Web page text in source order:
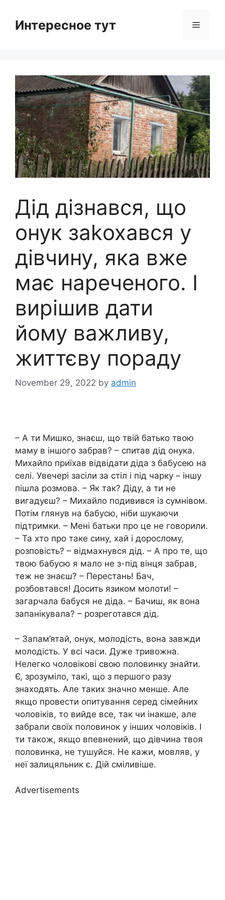
contentИнтересное тут Menu
Дід дізнався, що
онук заkохався у
дівчину, яка вже
має нареченого. І
вирішив дати
йому важливу,
життєву пораду
November 29, 2022 by admin
– А ти Мишко, знаєш, що твій батько твою
маму в іншого забрав? – спитав дід онука.
Михайло приїхав відвідати діда з бабусею на
селі. Увечері засіли за стіл і під чарку – іншу
пішла розмова. – Як так? Діду, а ти не
вигадуєш? – Михайло подивився із сумнівом.
Потім глянув на бабусю, ніби шукаючи
підтримки. – Мені батьки про це не говорили.
– Та хто про таке сину, хай і дорослому,
розповість? – відмахнувся дід. – А про те, що
твою бабусю я мало не з-під вінця забрав,
теж не знаєш? – Перестань! Бач,
розбовтався! Досить язиком молоти! –
загарчала бабуся не діда. – Бачиш, як вона
запанікувала? – розреготався дід.
– Запам’ятай, онук, молодість, вона завжди
молодість. У всі часи. Дуже тривожна.
Нелегко чоловікові свою половинку знайти.
Є, зрозуміло, такі, що з першого разу
знаходять. Але таких значно менше. Але
якщо провести опитування серед сімейних
чоловіків, то вийде все, так чи інакше, але
забрали своїх половинок у інших чоловіків. І
ти також, якщо впевнений, що дівчина твоя
половинка, не тушуйся. Не кажи, мовляв, у
неї залицяльник є. Дій сміливіше.
Advertisements